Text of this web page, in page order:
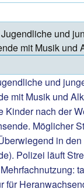
und
mit Musik und
und
mit Musik und
Kinder nach der
Möglicher
in
Polizei läuft
für